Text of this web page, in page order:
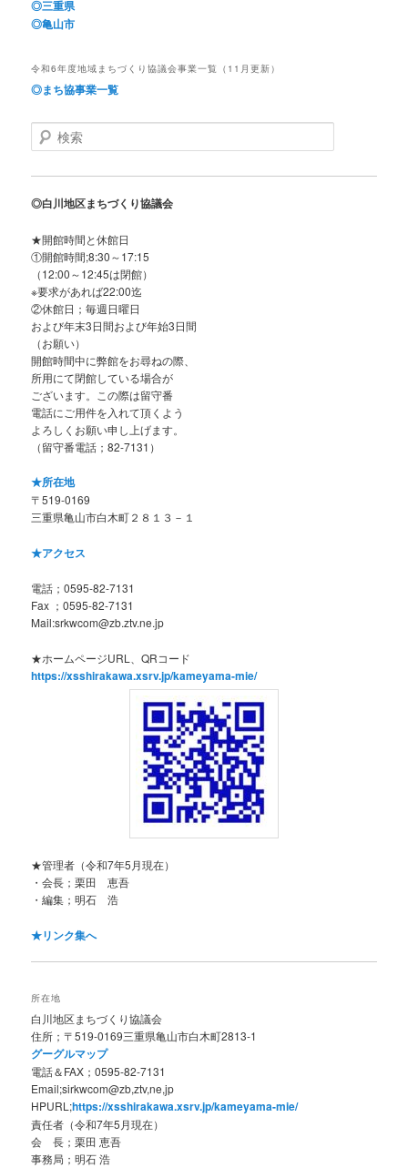
◎三重県
◎亀山市
令和6年度地域まちづくり協議会事業一覧（11月更新）
◎まち協事業一覧
検
索
◎白川地区まちづくり協議会
★開館時間と休館日
①開館時間;8:30～17:15
（12:00～12:45は閉館）
※要求があれば22:00迄
②休館日；毎週日曜日
および年末3日間および年始3日間
（お願い）
開館時間中に弊館をお尋ねの際、
所用にて閉館している場合が
ございます。この際は留守番
電話にご用件を入れて頂くよう
よろしくお願い申し上げます。
（留守番電話；82-7131）
★所在地
〒519-0169
三重県亀山市白木町２８１３－１
★アクセス
電話；0595-82-7131
Fax ；0595-82-7131
Mail:srkwcom@zb.ztv.ne.jp
★ホームページURL、QRコード
https://xsshirakawa.xsrv.jp/kameyama-mie/
★管理者（令和7年5月現在）
・会長；栗田 恵吾
・編集；明石 浩
★リンク集へ
所在地
白川地区まちづくり協議会
住所；〒519-0169三重県亀山市白木町2813-1
グーグルマップ
電話＆FAX；0595-82-7131
Email;sirkwcom@zb,ztv,ne,jp
HPURL;https://xsshirakawa.xsrv.jp/kameyama-mie/
責任者（令和7年5月現在）
会 長；栗田 恵吾
事務局；明石 浩